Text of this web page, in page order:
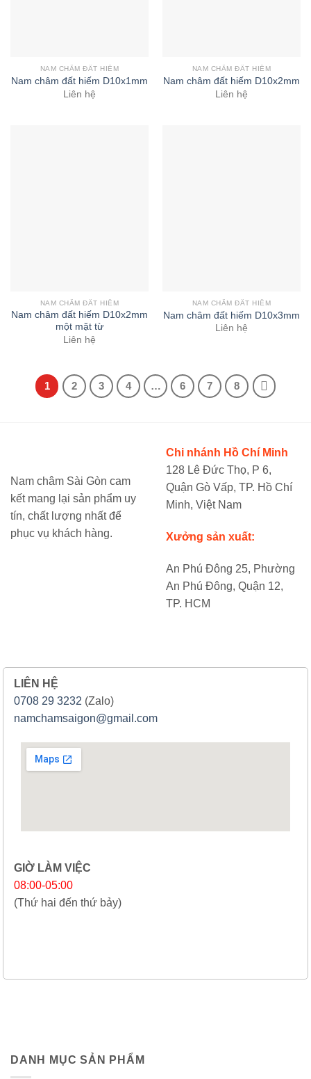
NAM CHÂM ĐẤT HIẾM
Nam châm đất hiếm D10x1mm
Liên hệ
NAM CHÂM ĐẤT HIẾM
Nam châm đất hiếm D10x2mm
Liên hệ
NAM CHÂM ĐẤT HIẾM
Nam châm đất hiếm D10x2mm
một mặt từ
Liên hệ
NAM CHÂM ĐẤT HIẾM
Nam châm đất hiếm D10x3mm
Liên hệ
1 2 3 4 … 6 7 8
Nam châm Sài Gòn cam
kết mang lại sản phẩm uy
tín, chất lượng nhất để
phục vụ khách hàng.
Chi nhánh Hồ Chí Minh
128 Lê Đức Thọ, P 6,
Quận Gò Vấp, TP. Hồ Chí
Minh, Việt Nam
Xưởng sản xuất:
An Phú Đông 25, Phường
An Phú Đông, Quận 12,
TP. HCM
LIÊN HỆ
0708 29 3232 (Zalo)
namchamsaigon@gmail.com
GIỜ LÀM VIỆC
08:00-05:00
(Thứ hai đến thứ bảy)
DANH MỤC SẢN PHẨM